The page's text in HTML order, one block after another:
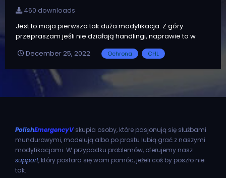
460 downloads
Jest to moja pierwsza tak duża modyfikacja. Z góry
przepraszam jeśli nie działają handlingi, naprawie to w
PRZEZEMNIE! Link do oryginału: https://pl.gta5-
sprinter OPIS Mercedes Sprinter do konwo...
December 25, 2022 Ochrona CHL
PolishEmergencyVskupia osoby, które pasjonują się służbami
mundurowymi, modelują albo po prostu lubią grać z naszymi
modyfikacjami. W przypadku problemów, oferujemy nasz
support, który postara się wam pomóc, jeżeli coś by poszło nie
tak.